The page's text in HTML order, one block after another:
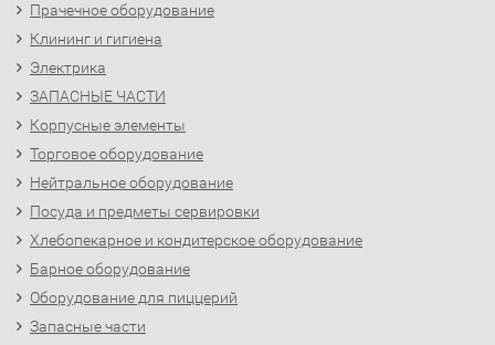
Прачечное оборудование
Клининг и гигиена
Электрика
ЗАПАСНЫЕ ЧАСТИ
Корпусные элементы
Торговое оборудование
Нейтральное оборудование
Посуда и предметы сервировки
Хлебопекарное и кондитерское оборудование
Барное оборудование
Оборудование для пиццерий
Запасные части